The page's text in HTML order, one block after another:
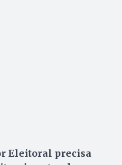
Eleitoral precisa